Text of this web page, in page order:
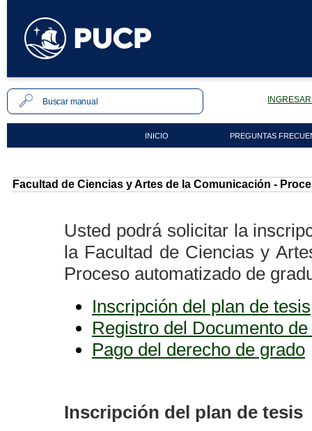
INICIO PREGUNTAS
Facultad de Ciencias y Artes de la Comunicación -
Usted podrá solicitar la
la Facultad de Ciencias y
Proceso automatizado de
Inscripción del plan de tesis
Registro del Documento
Pago del derecho de grado
Inscripción del plan de tesis